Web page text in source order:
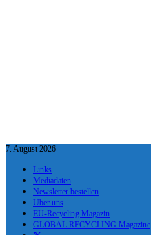
7. August 2026
Links
Mediadaten
Newsletter bestellen
Über uns
EU-Recycling Magazin
GLOBAL RECYCLING Magazine